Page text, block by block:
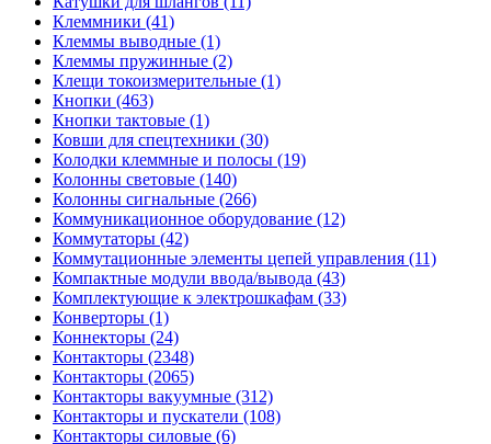
Клеммники (41)
Клеммы выводные (1)
Клеммы пружинные (2)
Клещи токоизмерительные (1)
Кнопки (463)
Кнопки тактовые (1)
Ковши для спецтехники (30)
Колодки клеммные и полосы (19)
Колонны световые (140)
Колонны сигнальные (266)
Коммуникационное оборудование (12)
Коммутаторы (42)
Коммутационные элементы цепей управления (11)
Компактные модули ввода/вывода (43)
Комплектующие к электрошкафам (33)
Конверторы (1)
Коннекторы (24)
Контакторы (2348)
Контакторы (2065)
Контакторы вакуумные (312)
Контакторы и пускатели (108)
Контакторы силовые (6)